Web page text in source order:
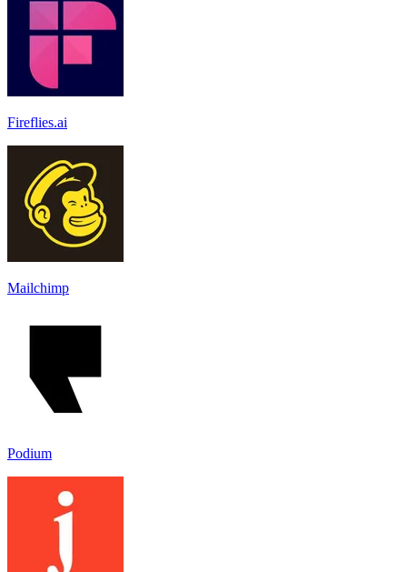
Fireflies.ai
Mailchimp
Podium